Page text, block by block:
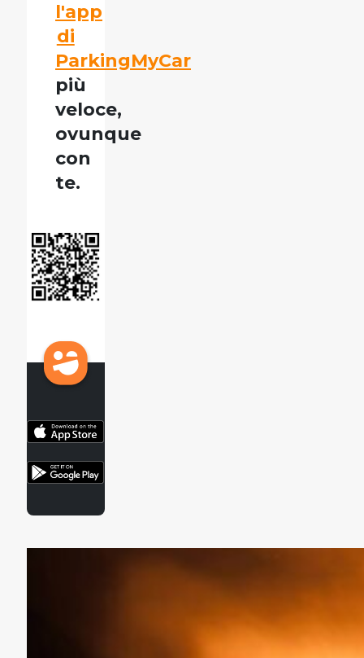
l'app
di
ParkingMyCar
più
veloce,
ovunque
con
te.